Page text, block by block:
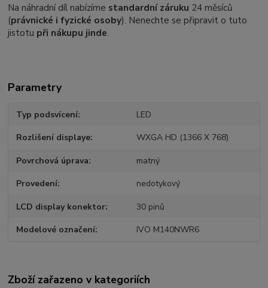
Na náhradní díl nabízíme standardní záruku 24 měsíců
(právnické i fyzické osoby). Nenechte se připravit o tuto
jistotu při nákupu jinde.
Parametry
Typ podsvícení LED
Rozlišení displaye WXGA HD (1366 X 768)
Povrchová úprava matný
Provedení nedotykový
LCD display konektor 30 pinů
Modelové označení IVO M140NWR6
Zboží zařazeno v kategoriích